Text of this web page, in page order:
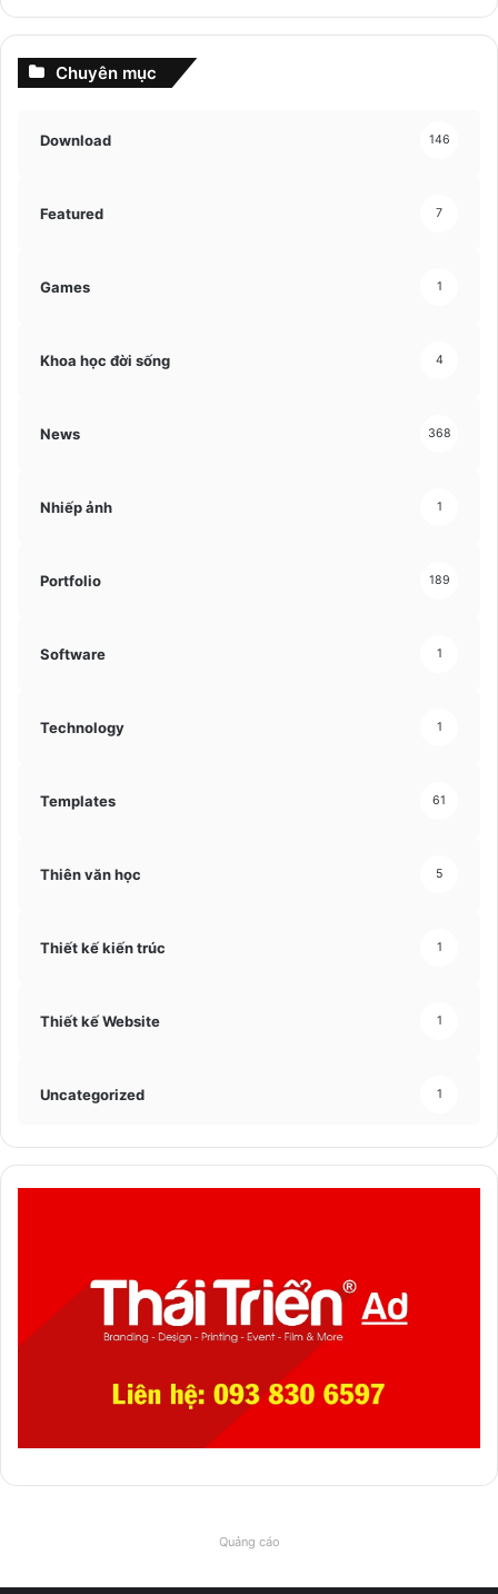
Chuyên mục
Download 146
Featured 7
Games 1
Khoa học đời sống 4
News 368
Nhiếp ảnh 1
Portfolio 189
Software 1
Technology 1
Templates 61
Thiên văn học 5
Thiết kế kiến trúc 1
Thiết kế Website 1
Uncategorized 1
Quảng cáo